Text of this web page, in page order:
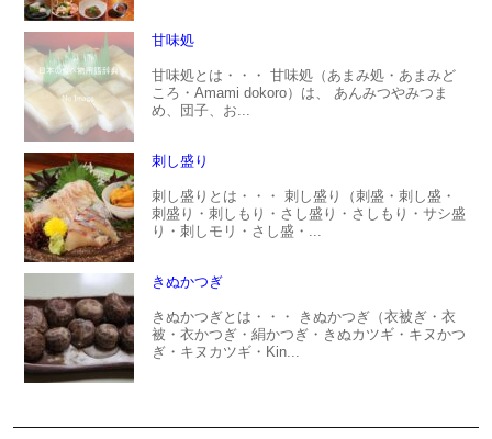
甘味処
甘味処とは・・・ 甘味処（あまみ処・あまみど
ころ・Amami dokoro）は、 あんみつやみつま
め、団子、お...
刺し盛り
刺し盛りとは・・・ 刺し盛り（刺盛・刺し盛・
刺盛り・刺しもり・さし盛り・さしもり・サシ盛
り・刺しモリ・さし盛・...
きぬかつぎ
きぬかつぎとは・・・ きぬかつぎ（衣被ぎ・衣
被・衣かつぎ・絹かつぎ・きぬカツギ・キヌかつ
ぎ・キヌカツギ・Kin...